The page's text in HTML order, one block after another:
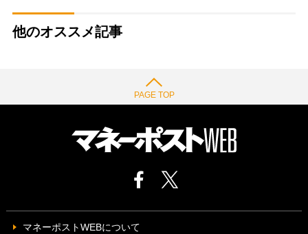
他のオススメ記事
PAGE TOP
マネーポストWEBについて